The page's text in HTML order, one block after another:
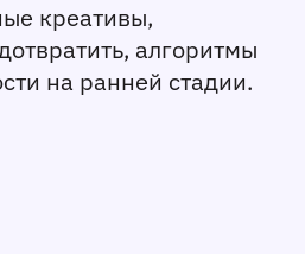
креативы,
алгоритмы
на ранней стадии.